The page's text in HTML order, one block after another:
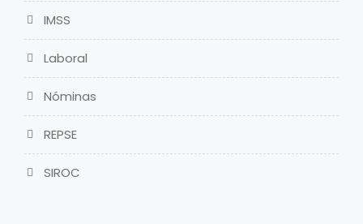
IMSS
Laboral
Nóminas
REPSE
SIROC